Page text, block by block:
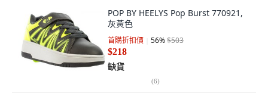
POP BY HEELYS Pop Burst 770921,
灰黃色
首購折扣價 56%$503
$218
缺貨
(6)